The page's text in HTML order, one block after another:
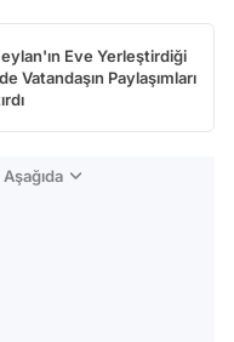
Eve Yerleştirdiği
Vatandaşın Paylaşımları